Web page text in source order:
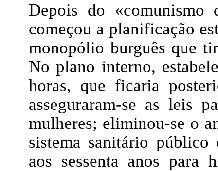
Depois do «comunismo
começou a planificação
monopólio burguês que
No plano interno,
horas, que ficaria
asseguraram-se as leis
mulheres; eliminou-se o
sistema sanitário
aos sessenta anos para